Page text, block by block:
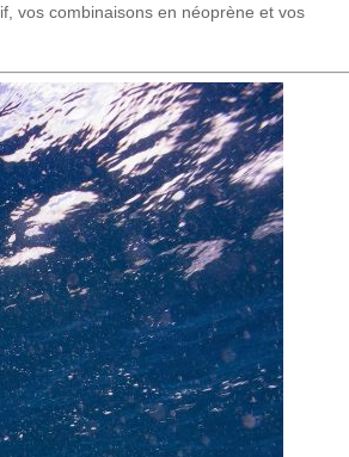
vos combinaisons en néoprène et vos